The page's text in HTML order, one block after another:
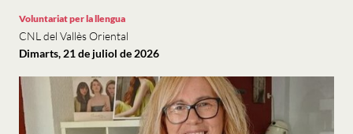
Voluntariat per la llengua
CNL del Vallès Oriental
Dimarts, 21 de juliol de 2026